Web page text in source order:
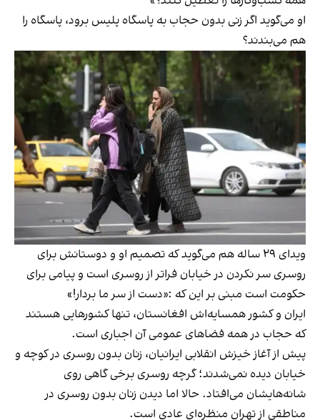
او می‌گوید اگر زنی بدون حجاب به پاسگاه پلیس برود، پاسگاه را
هم می‌بندند؟
ویدای ۲۹ ساله هم می‌گوید که تصمیم او و دوستانش برای
روسری سر نکردن در خیابان فراتر از روسری است و پیامی برای
حکومت است مبنی بر این که :«دست از سر ما بردار!»
ایران و کشور همسایه‌اش افغانستان، تنها کشورهایی هستند
که حجاب در همه فضاهای عمومی آن اجباری است.
پیش از آغاز خیزش انقلابی ایرانیان، زنان بدون روسری در کوچه و
خیابان دیده نمی‌شدند؛ گرچه روسری برخی گاهی روی
شانه‌هایشان می‌افتاد. حالا اما دیدن زنان بدون روسری در
مناطقی از تهران منظره‌ای عادی است.